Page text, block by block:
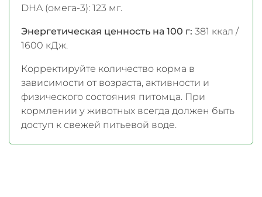
DHA (омега-3): 123 мг.
Энергетическая ценность на 100 г: 381 ккал /
1600 кДж.
Корректируйте количество корма в
зависимости от возраста, активности и
физического состояния питомца. При
кормлении у животных всегда должен быть
доступ к свежей питьевой воде.